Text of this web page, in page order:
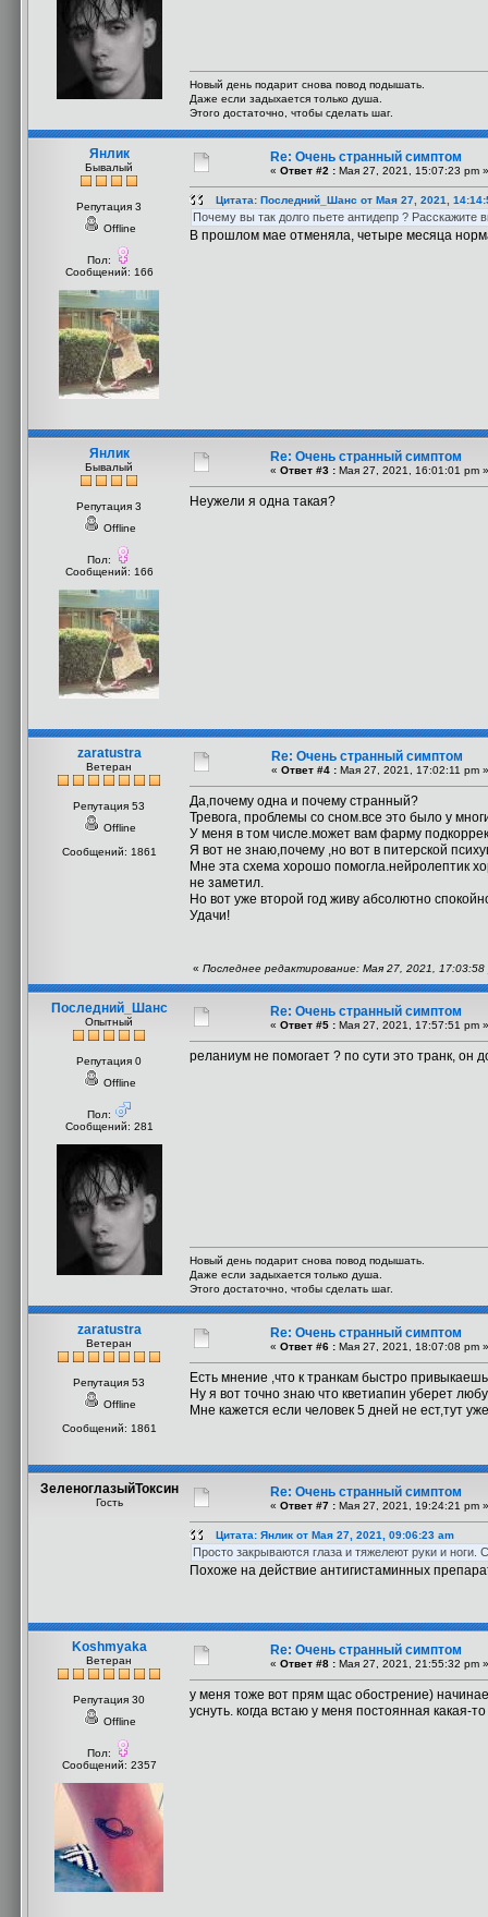
Новый день подарит снова повод подышать.
Даже если задыхается только душа.
Этого достаточно, чтобы сделать шаг.
Янлик
Бывалый
Репутация 3
Offline
Пол:
Сообщений: 166
Re: Очень странный симптом
« Ответ #2 : Мая 27, 2021, 15:07:23 pm »
Цитата: Последний_Шанс от Мая 27, 2021,
Почему вы так долго пьете антидепр ? Расскажите
В прошлом мае отменяла, четыре месяца
Янлик
Бывалый
Репутация 3
Offline
Пол:
Сообщений: 166
Re: Очень странный симптом
« Ответ #3 : Мая 27, 2021, 16:01:01 pm »
Неужели я одна такая?
zaratustra
Ветеран
Репутация 53
Offline
Сообщений: 1861
Re: Очень странный симптом
« Ответ #4 : Мая 27, 2021, 17:02:11 pm »
Да,почему одна и почему странный?
Тревога, проблемы со сном.все это было у
У меня в том числе.может вам фарму
Я вот не знаю,почему ,но вот в питерской
Мне эта схема хорошо помогла.нейролептик
не заметил.
Но вот уже второй год живу абсолютно
Удачи!
« Последнее редактирование: Мая 27, 2021, 17:03:58
Последний_Шанс
Опытный
Репутация 0
Offline
Пол:
Сообщений: 281
Re: Очень странный симптом
« Ответ #5 : Мая 27, 2021, 17:57:51 pm »
реланиум не помогает ? по сути это транк, он
Новый день подарит снова повод подышать.
Даже если задыхается только душа.
Этого достаточно, чтобы сделать шаг.
zaratustra
Ветеран
Репутация 53
Offline
Сообщений: 1861
Re: Очень странный симптом
« Ответ #6 : Мая 27, 2021, 18:07:08 pm »
Есть мнение ,что к транкам быстро
Ну я вот точно знаю что кветиапин уберет
Мне кажется если человек 5 дней не ест,тут
ЗеленоглазыйТоксин
Гость
Re: Очень странный симптом
« Ответ #7 : Мая 27, 2021, 19:24:21 pm »
Цитата: Янлик от Мая 27, 2021, 09:06:23 am
Просто закрываются глаза и тяжелеют руки и
Похоже на действие антигистаминных
Koshmyaka
Ветеран
Репутация 30
Offline
Пол:
Сообщений: 2357
Re: Очень странный симптом
« Ответ #8 : Мая 27, 2021, 21:55:32 pm »
у меня тоже вот прям щас обострение)
уснуть. когда встаю у меня постоянная какая-